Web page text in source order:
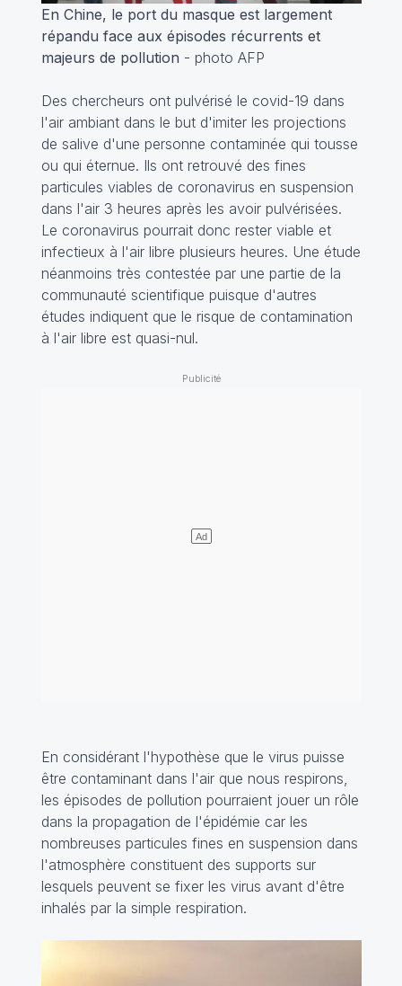
En Chine, le port du masque est largement
répandu face aux épisodes récurrents et
majeurs de pollution - photo AFP
Des chercheurs ont pulvérisé le covid-19 dans
l'air ambiant dans le but d'imiter les projections
de salive d'une personne contaminée qui tousse
ou qui éternue. Ils ont retrouvé des fines
particules viables de coronavirus en suspension
dans l'air 3 heures après les avoir pulvérisées.
Le coronavirus pourrait donc rester viable et
infectieux à l'air libre plusieurs heures. Une étude
néanmoins très contestée par une partie de la
communauté scientifique puisque d'autres
études indiquent que le risque de contamination
à l'air libre est quasi-nul.
En considérant l'hypothèse que le virus puisse
être contaminant dans l'air que nous respirons,
les épisodes de pollution pourraient jouer un rôle
dans la propagation de l'épidémie car les
nombreuses particules fines en suspension dans
l'atmosphère constituent des supports sur
lesquels peuvent se fixer les virus avant d'être
inhalés par la simple respiration.